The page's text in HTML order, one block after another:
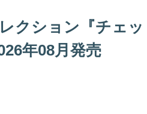
クション『チェッ
年08月発売